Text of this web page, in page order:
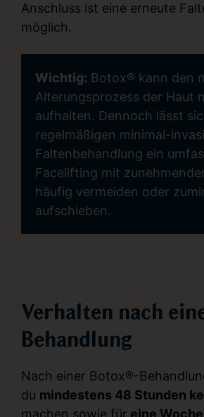
Anschluss ist eine erneute
möglich.
Wichtig: Botox® kann den
Alterungsprozess der Haut
aufhalten. Dennoch lässt
regelmäßigen minimal-
Faltenbehandlung ein
Facelifting mit
häufig vermeiden oder
aufschieben.
Verhalten nach
Behandlung
Nach einer Botox®-
du mindestens 48 Stunden